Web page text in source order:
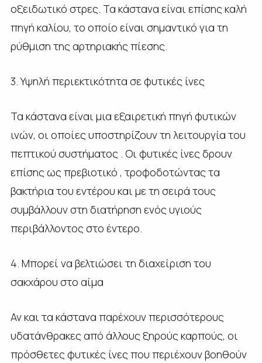
οξειδωτικό στρες. Τα κάστανα είναι επίσης καλή
πηγή καλίου, το οποίο είναι σημαντικό για τη
ρύθμιση της αρτηριακής πίεσης.
3. Υψηλή περιεκτικότητα σε φυτικές ίνες
Τα κάστανα είναι μια εξαιρετική πηγή φυτικών
ινών, οι οποίες υποστηρίζουν τη λειτουργία του
πεπτικού συστήματος . Οι φυτικές ίνες δρουν
επίσης ως πρεβιοτικό , τροφοδοτώντας τα
βακτήρια του εντέρου και με τη σειρά τους
συμβάλλουν στη διατήρηση ενός υγιούς
περιβάλλοντος στο έντερο.
4. Μπορεί να βελτιώσει τη διαχείριση του
σακχάρου στο αίμα
Αν και τα κάστανα παρέχουν περισσότερους
υδατάνθρακες από άλλους ξηρούς καρπούς, οι
πρόσθετες φυτικές ίνες που περιέχουν βοηθούν